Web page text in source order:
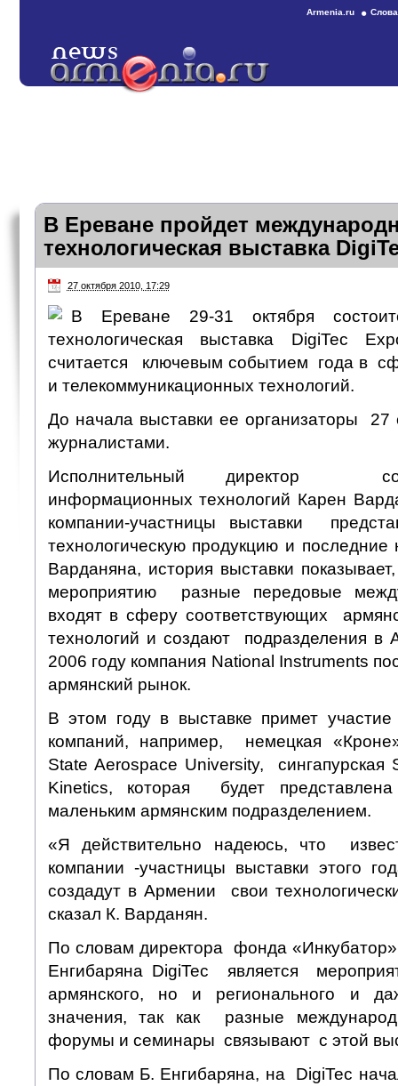
Armenia.ru
В Ереване пройдет
технологическая выставка
27 октября 2010, 17:29
В Ереване 29-31 октября
технологическая выставка DigiTec
считается ключевым событием года в
и телекоммуникационных технологий.
До начала выставки ее организаторы 27
журналистами.
Исполнительный директор
информационных технологий Карен
компании-участницы выставки
технологическую продукцию и
Варданяна, история выставки
мероприятию разные передовые
входят в сферу соответствующих
технологий и создают подразделения
2006 году компания National Instruments
армянский рынок.
В этом году в выставке примет
компаний, например, немецкая
State Aerospace University, сингапурская
Kinetics, которая будет
маленьким армянским подразделением.
«Я действительно надеюсь, что
компании -участницы выставки этого
создадут в Армении свои
сказал К. Варданян.
По словам директора фонда
Енгибаряна DigiTec является
армянского, но и регионального и
значения, так как разные
форумы и семинары связывают с этой
По словам Б. Енгибаряна, на DigiTec